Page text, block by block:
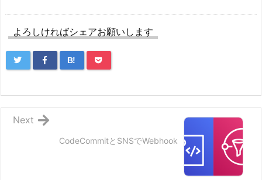
よろしければシェアお願いします
B!
CodeCommitとSNSでWebhook
Next